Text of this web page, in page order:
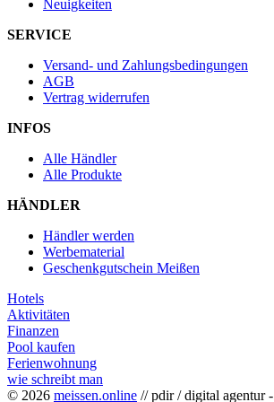
Neuigkeiten
SERVICE
Versand- und Zahlungsbedingungen
AGB
Vertrag widerrufen
INFOS
Alle Händler
Alle Produkte
HÄNDLER
Händler werden
Werbematerial
Geschenkgutschein Meißen
Hotels
Aktivitäten
Finanzen
Pool kaufen
Ferienwohnung
wie schreibt man
© 2026 meissen.online // pdir / digital agentur -